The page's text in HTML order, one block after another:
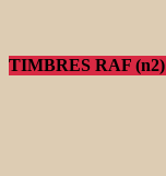
TIMBRES RAF (n2)